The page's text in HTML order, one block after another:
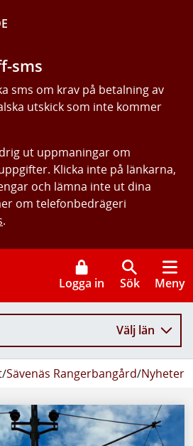
sms
sms om krav på betalning av
utskick som inte kommer
ut uppmaningar om
Klicka inte på länkarna,
och lämna inte ut dina
om telefonbedrägeri
.
Logga in Sök Meny
Välj län
/Sävenäs Rangerbangård/Nyheter